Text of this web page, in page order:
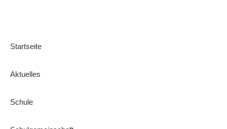
Startseite
Aktuelles
Schule